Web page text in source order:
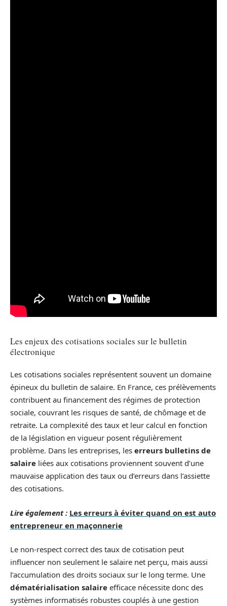
Les enjeux des cotisations sociales sur le bulletin
électronique
Les cotisations sociales représentent souvent un domaine
épineux du bulletin de salaire. En France, ces prélèvements
contribuent au financement des régimes de protection
sociale, couvrant les risques de santé, de chômage et de
retraite. La complexité des taux et leur calcul en fonction
de la législation en vigueur posent régulièrement
problème. Dans les entreprises, les erreurs bulletins de
salaire liées aux cotisations proviennent souvent d’une
mauvaise application des taux ou d’erreurs dans l’assiette
des cotisations.
Lire également : Les erreurs à éviter quand on est auto
entrepreneur en maçonnerie
Le non-respect correct des taux de cotisation peut
influencer non seulement le salaire net perçu, mais aussi
l’accumulation des droits sociaux sur le long terme. Une
dématérialisation salaire efficace nécessite donc des
systèmes informatisés robustes couplés à une gestion